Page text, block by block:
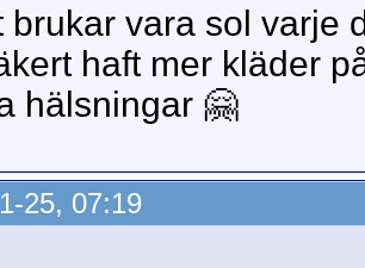
brukar vara sol varje
haft mer kläder
hälsningar 🤗
25, 07:19